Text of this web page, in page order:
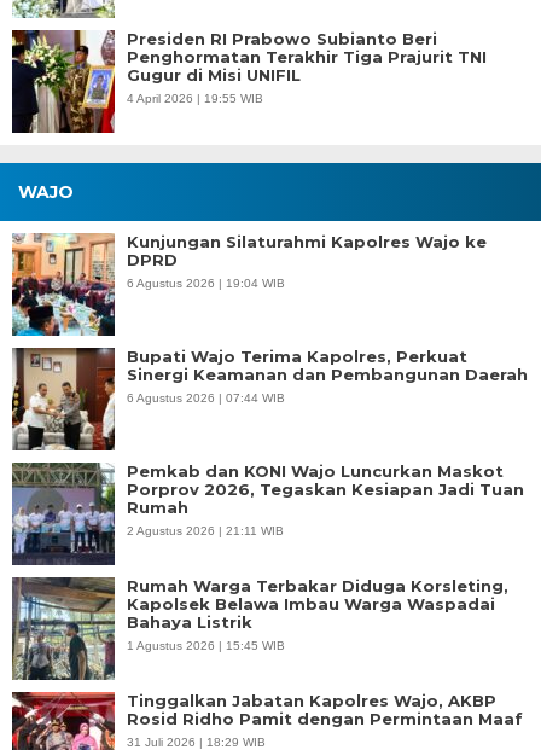
Presiden RI Prabowo Subianto Beri
Penghormatan Terakhir Tiga Prajurit TNI
Gugur di Misi UNIFIL
4 April 2026 | 19:55 WIB
WAJO
Kunjungan Silaturahmi Kapolres Wajo ke
DPRD
6 Agustus 2026 | 19:04 WIB
Bupati Wajo Terima Kapolres, Perkuat
Sinergi Keamanan dan Pembangunan Daerah
6 Agustus 2026 | 07:44 WIB
Pemkab dan KONI Wajo Luncurkan Maskot
Porprov 2026, Tegaskan Kesiapan Jadi Tuan
Rumah
2 Agustus 2026 | 21:11 WIB
Rumah Warga Terbakar Diduga Korsleting,
Kapolsek Belawa Imbau Warga Waspadai
Bahaya Listrik
1 Agustus 2026 | 15:45 WIB
Tinggalkan Jabatan Kapolres Wajo, AKBP
Rosid Ridho Pamit dengan Permintaan Maaf
31 Juli 2026 | 18:29 WIB